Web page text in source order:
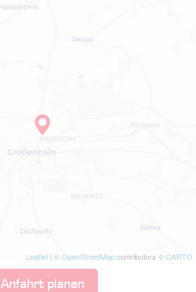
Leaflet | ©OpenStreetMapcontributors ©CARTO
Anfahrt planen